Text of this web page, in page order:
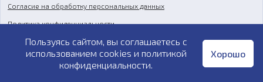
Согласие на обработку персональных данных
Политика конфиденциальности
Публичная оферта
Пользуясь сайтом, вы соглашаетесь с
использованием cookies и политикой
конфиденциальности.
Хорошо